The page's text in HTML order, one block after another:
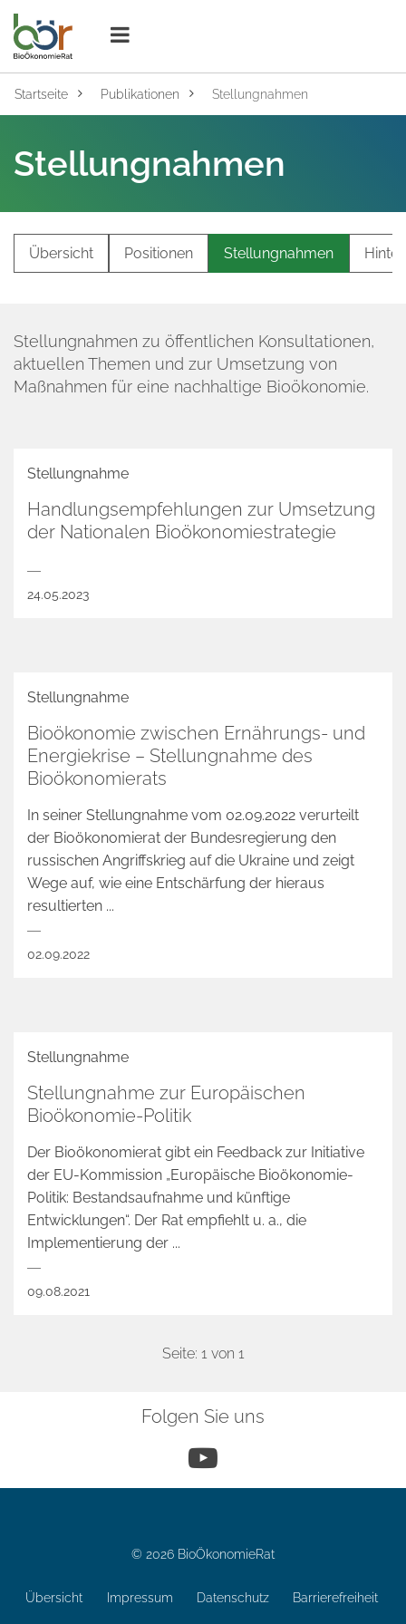
Zur Hauptnavigation
Zum Inhalt
Zum SeitenendeKlicken um die Navigation zu öffnen
Startseite Publikationen
Stellungnahmen
Stellungnahmen
Übersicht Positionen Stellungnahmen
Stellungnahmen zu öffentlichen Konsultationen,
aktuellen Themen und zur Umsetzung von
Maßnahmen für eine nachhaltige Bioökonomie.
Stellungnahme
Handlungsempfehlungen zur Umsetzung
der Nationalen Bioökonomiestrategie
24.05.2023
Stellungnahme
Bioökonomie zwischen Ernährungs- und
Energiekrise – Stellungnahme des
Bioökonomierats
In seiner Stellungnahme vom 02.09.2022 verurteilt
der Bioökonomierat der Bundesregierung den
russischen Angriffskrieg auf die Ukraine und zeigt
Wege auf, wie eine Entschärfung der hieraus
resultierten ...
02.09.2022
Stellungnahme
Stellungnahme zur Europäischen
Bioökonomie-Politik
Der Bioökonomierat gibt ein Feedback zur Initiative
der EU-Kommission „Europäische Bioökonomie-
Politik: Bestandsaufnahme und künftige
Entwicklungen“. Der Rat empfiehlt u. a., die
Implementierung der ...
09.08.2021
Seite: 1 von 1
Folgen Sie uns
YouTube
© 2026 BioÖkonomieRat
Übersicht Impressum Datenschutz Barrierefreiheit